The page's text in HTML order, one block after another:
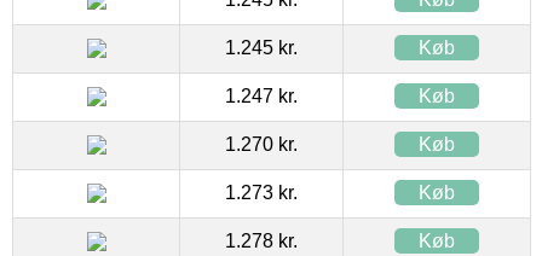
1.245 kr. Køb
1.247 kr. Køb
1.270 kr. Køb
1.273 kr. Køb
1.278 kr. Køb